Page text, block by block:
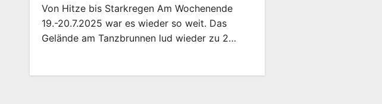
Von Hitze bis Starkregen Am Wochenende
19.-20.7.2025 war es wieder so weit. Das
Gelände am Tanzbrunnen lud wieder zu 2…